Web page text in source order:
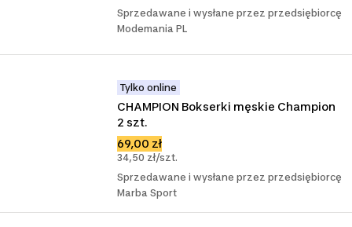
Sprzedawane i wysłane przez przedsiębiorcę
Modemania PL
Tylko online
CHAMPION Bokserki męskie Champion
2 szt.
69,00 zł
34,50 zł/szt.
Sprzedawane i wysłane przez przedsiębiorcę
Marba Sport